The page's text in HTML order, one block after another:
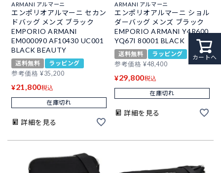
ARMANI アルマーニ
エンポリオアルマーニ セカン
ドバッグ メンズ ブラック
EMPORIO ARMANI
EM000090 AF10430 UC001
BLACK BEAUTY
送料無料
ラッピング
参考価格 ¥35,200
¥21,800税込
在庫切れ
詳細を見る
ARMANI アルマーニ
エンポリオアルマーニ ショル
ダーバッグ メンズ ブラック
EMPORIO ARMANI Y4R600
YQ67I 80001 BLACK
送料無料
ラッピング
参考価格 ¥48,400
¥29,800税込
在庫切れ
詳細を見る
カートへ